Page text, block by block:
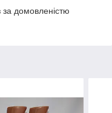
домовленістю